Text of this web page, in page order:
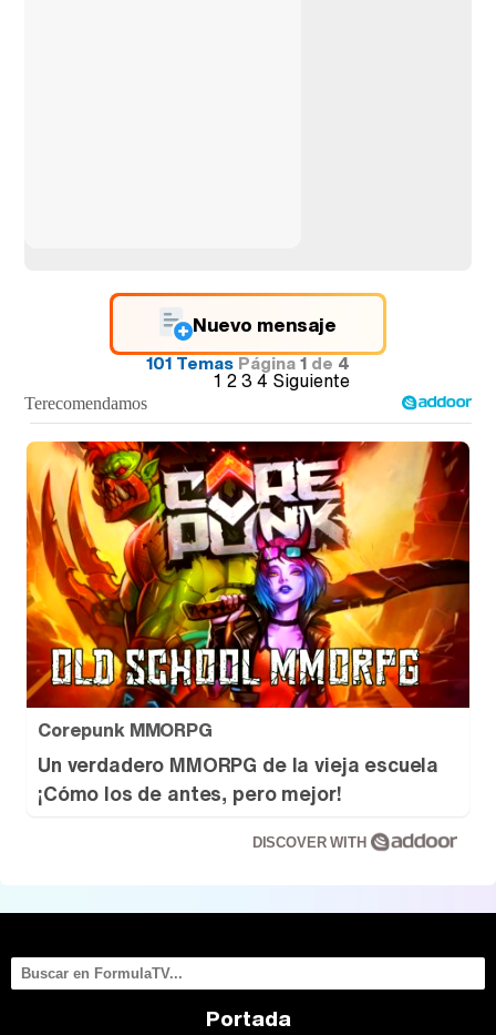
Nuevo mensaje
101 TemasPágina1de4
1 234 Siguiente
Corepunk MMORPG
Un verdadero MMORPG de la vieja escuela
¡Cómo los de antes, pero mejor!
DISCOVER WITH
Portada